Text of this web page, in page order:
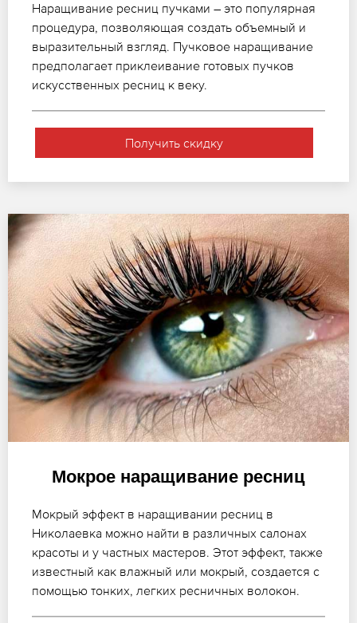
Наращивание ресниц пучками – это популярная
процедура, позволяющая создать объемный и
выразительный взгляд. Пучковое наращивание
предполагает приклеивание готовых пучков
искусственных ресниц к веку.
Получить скидку
Мокрое наращивание ресниц
Мокрый эффект в наращивании ресниц в
Николаевка можно найти в различных салонах
красоты и у частных мастеров. Этот эффект, также
известный как влажный или мокрый, создается с
помощью тонких, легких ресничных волокон.